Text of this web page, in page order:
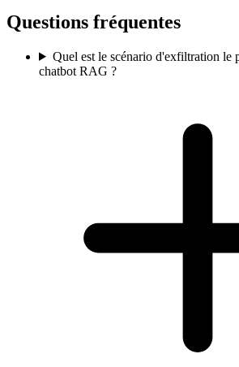
Questions fréquentes
Quel est le scénario d'exfiltration le
chatbot RAG ?